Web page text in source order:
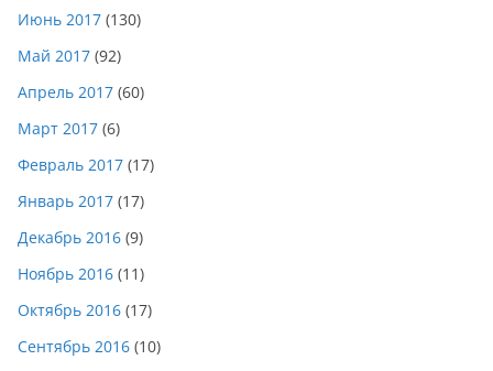
Июнь 2017 (130)
Май 2017 (92)
Апрель 2017 (60)
Март 2017 (6)
Февраль 2017 (17)
Январь 2017 (17)
Декабрь 2016 (9)
Ноябрь 2016 (11)
Октябрь 2016 (17)
Сентябрь 2016 (10)